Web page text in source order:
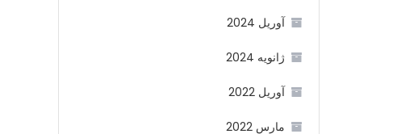
آوریل 2024
ژانویه 2024
آوریل 2022
مارس 2022